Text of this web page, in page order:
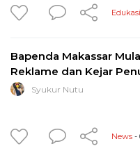
Edukasi
Bapenda Makassar
Reklame dan Kejar
Syukur Nutu
News -